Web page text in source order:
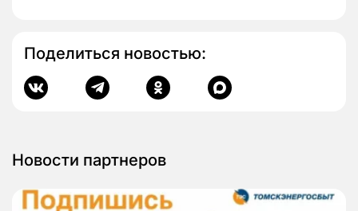
Поделиться новостью:
Новости партнеров